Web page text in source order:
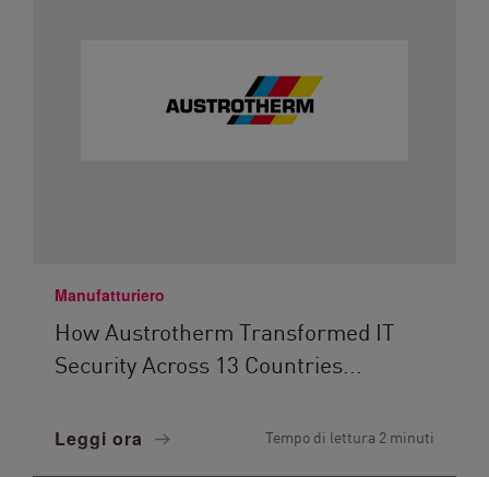
Manufatturiero
How Austrotherm Transformed IT
Security Across 13 Countries...
Leggi ora Tempo di lettura 2 minuti